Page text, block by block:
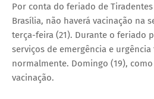
Por conta do feriado de
Brasília, não haverá vacinação na
terça-feira (21). Durante o feriado
serviços de emergência e
normalmente. Domingo (19),
vacinação.